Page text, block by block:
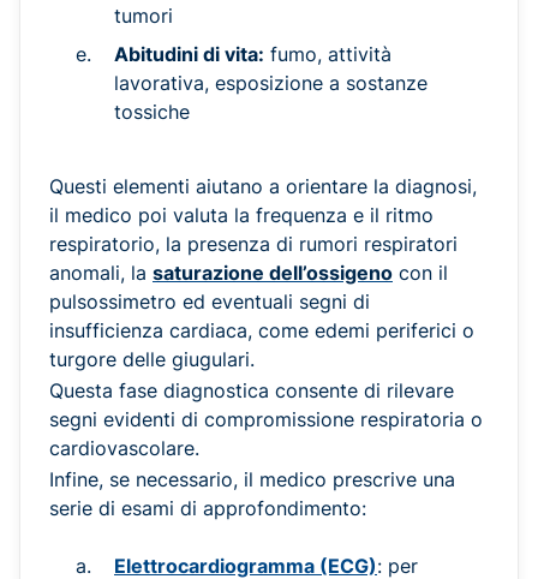
tumori
Abitudini di vita: fumo, attività
lavorativa, esposizione a sostanze
tossiche
Questi elementi aiutano a orientare la diagnosi,
il medico poi valuta la frequenza e il ritmo
respiratorio, la presenza di rumori respiratori
anomali, la saturazione dell’ossigeno con il
pulsossimetro ed eventuali segni di
insufficienza cardiaca, come edemi periferici o
turgore delle giugulari.
Questa fase diagnostica consente di rilevare
segni evidenti di compromissione respiratoria o
cardiovascolare.
Infine, se necessario, il medico prescrive una
serie di esami di approfondimento:
Elettrocardiogramma (ECG): per